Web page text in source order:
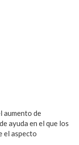
aumento de
ayuda en el que los
el aspecto